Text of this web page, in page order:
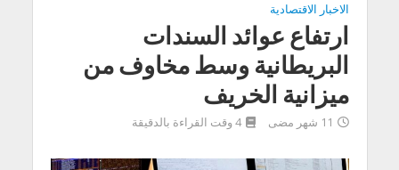
الاخبار الاقتصادية
ارتفاع عوائد السندات
البريطانية وسط مخاوف من
ميزانية الخريف
11 شهر مضى 4 وقت القراءة بالدقيقة